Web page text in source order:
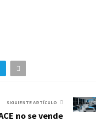
SIGUIENTE ARTÍCULO
no se vende